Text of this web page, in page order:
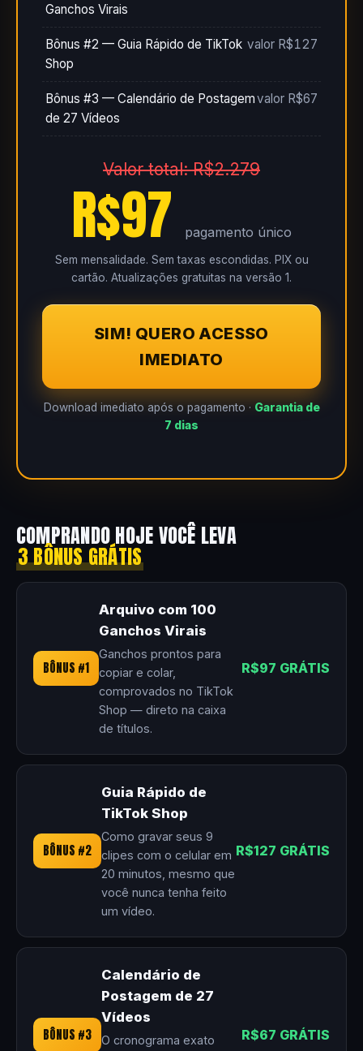
Ganchos Virais
Bônus #2 — Guia Rápido de TikTok
Shop
valor R$127
Bônus #3 — Calendário de Postagem
de 27 Vídeos
valor R$67
Valor total: R$2.279
R$97 pagamento único
Sem mensalidade. Sem taxas escondidas. PIX ou
cartão. Atualizações gratuitas na versão 1.
SIM! QUERO ACESSO
IMEDIATO
Download imediato após o pagamento · Garantia de
7 dias
COMPRANDO HOJE VOCÊ LEVA
3 BÔNUS GRÁTIS
BÔNUS #1
Arquivo com 100
Ganchos Virais
Ganchos prontos para
copiar e colar,
comprovados no TikTok
Shop — direto na caixa
de títulos.
R$97 GRÁTIS
BÔNUS #2
Guia Rápido de
TikTok Shop
Como gravar seus 9
clipes com o celular em
20 minutos, mesmo que
você nunca tenha feito
um vídeo.
R$127 GRÁTIS
BÔNUS #3
Calendário de
Postagem de 27
Vídeos
O cronograma exato
R$67 GRÁTIS